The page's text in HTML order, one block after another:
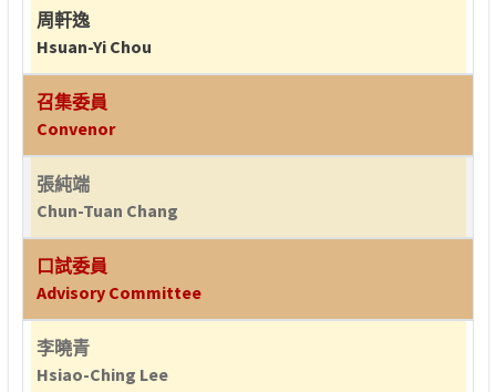
周軒逸
Hsuan-Yi Chou
召集委員
Convenor
張純端
Chun-Tuan Chang
口試委員
Advisory Committee
李曉青
Hsiao-Ching Lee